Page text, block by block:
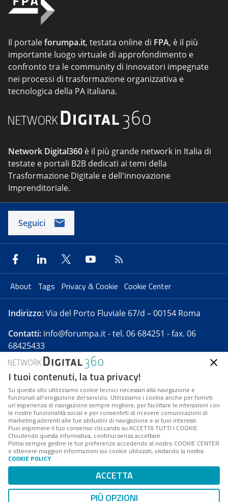
Il portaleforumpa.it, testata online di FPA, è il più
importante luogo virtuale di approfondimento e
confronto tra le community di innovatori impegnate
nei processi di trasformazione organizzativa e
tecnologica della PA italiana.
Network Digital360 è il più grande network in Italia di
testate e portali B2B dedicati ai temi della
Trasformazione Digitale e dell'innovazione
Imprenditoriale.
Seguici
About Tags Privacy & Cookie Cookie Center
Indirizzo:Via del Porto Fluviale 67/d – 00154 Roma
Contatti: info@forumpa.it- tel. 06 684251 - fax. 06
68425433
Forumpa.itè una pubblicazione telematica iscritta
presso Registro della stampa del Tribunale di Roma -
Reg. n. 182 del 2 maggio 2008 - Direttore resp. Michela
Stentella
FPA s.r.l. è società soggetta a Direzione e
Coordinamento da parte di Digital360 S.p.A. - FPA s.r.l.
è un'azienda certificata per il sistema di management
Codice Fiscale/Partita IVA n. 10693191008 - R.E.A. Roma
n. 1249791. ISP AWS
Mappa del sito
I tuoi contenuti, la tua privacy!
Su questo sito utilizziamo cookie tecnici necessari alla navigazione e
funzionali all’erogazione del servizio. Utilizziamo i cookie anche per fornirti
un’esperienza di navigazione sempre migliore, per facilitare le interazioni con
le nostre funzionalità social e per consentirti di ricevere comunicazioni di
marketing aderenti alle tue abitudini di navigazione e ai tuoi interessi.
Puoi esprimere il tuo consenso cliccando su ACCETTA TUTTI I COOKIE.
Chiudendo questa informativa, continui senza accettare.
Potrai sempre gestire le tue preferenze accedendo al nostro COOKIE CENTER
e ottenere maggiori informazioni sui cookie utilizzati, visitando la nostra
COOKIE POLICY.
ACCETTA
PIÙ OPZIONI